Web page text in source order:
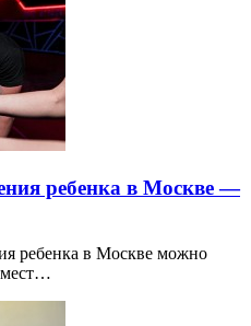
ребенка в Москве —
ребенка в Москве можно
мест…